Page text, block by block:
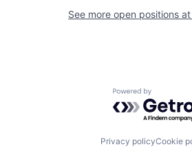
See more open positions at
Powered by
Privacy policyCookie